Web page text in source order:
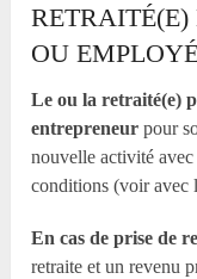
OU
Le ou la retraité(e)
entrepreneurpour
nouvelle activité avec
conditions (voir avec
En cas de prise de
retraite et un revenu